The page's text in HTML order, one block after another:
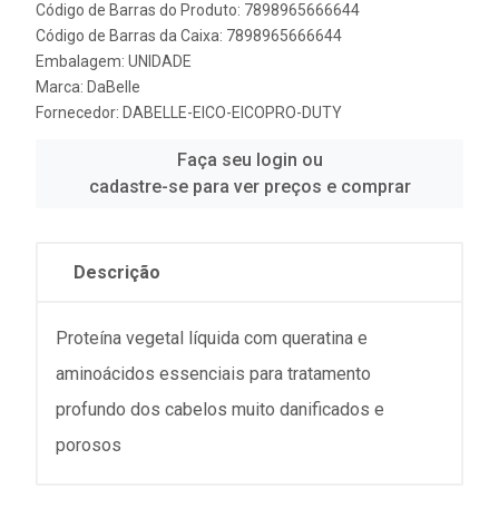
Código de Barras do Produto: 7898965666644
Código de Barras da Caixa: 7898965666644
Embalagem: UNIDADE
Marca: DaBelle
Fornecedor: DABELLE-EICO-EICOPRO-DUTY
Faça seu login ou
cadastre-se para ver preços e comprar
Descrição
Proteína vegetal líquida com queratina e
aminoácidos essenciais para tratamento
profundo dos cabelos muito danificados e
porosos